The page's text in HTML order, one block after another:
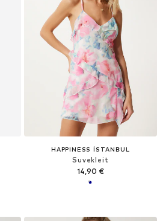
HAPPINESS İSTANBUL
Suvekleit
14,90 €